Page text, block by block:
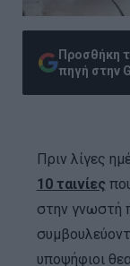
Προσθήκη
πηγή στην
Πριν λίγες
10 ταινίες
στην γνωστή
υποψήφιοι